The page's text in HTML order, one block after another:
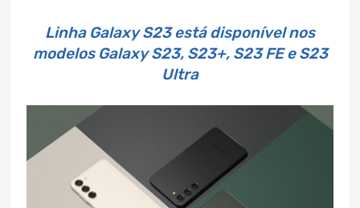
Linha Galaxy S23 está disponível nos
modelos Galaxy S23, S23+, S23 FE e S23
Ultra